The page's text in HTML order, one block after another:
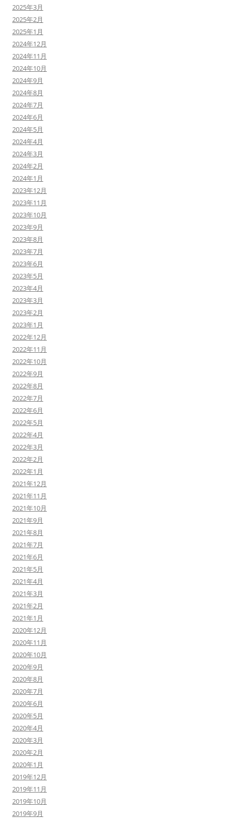
2025年3月
2025年2月
2025年1月
2024年12月
2024年11月
2024年10月
2024年9月
2024年8月
2024年7月
2024年6月
2024年5月
2024年4月
2024年3月
2024年2月
2024年1月
2023年12月
2023年11月
2023年10月
2023年9月
2023年8月
2023年7月
2023年6月
2023年5月
2023年4月
2023年3月
2023年2月
2023年1月
2022年12月
2022年11月
2022年10月
2022年9月
2022年8月
2022年7月
2022年6月
2022年5月
2022年4月
2022年3月
2022年2月
2022年1月
2021年12月
2021年11月
2021年10月
2021年9月
2021年8月
2021年7月
2021年6月
2021年5月
2021年4月
2021年3月
2021年2月
2021年1月
2020年12月
2020年11月
2020年10月
2020年9月
2020年8月
2020年7月
2020年6月
2020年5月
2020年4月
2020年3月
2020年2月
2020年1月
2019年12月
2019年11月
2019年10月
2019年9月